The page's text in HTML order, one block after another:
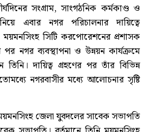
সংগ্রাম, সাংগঠনিক কর্মকাণ্ড ও
এবার নগর পরিচালনার দায়িত্বে
সিটি করপোরেশনের প্রশাসক
পর নগর ব্যবস্থাপনা ও উন্নয়ন কার্যক্রমে
দায়িত্ব গ্রহণের পর তাঁর বিভিন্ন
নগরবাসীর মধ্যে আলোচনার সৃষ্টি
জেলা যুবদলের সাবেক সভাপতি